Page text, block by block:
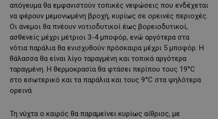
απόγευμα θα εμφανιστούν τοπικές νεφώσεις που ενδέχεται
να φέρουν μεμονωμένη βροχή, κυρίως σε ορεινές περιοχές.
Οι άνεμοι θα πνέουν νοτιοδυτικοί έως βορειοδυτικοί,
ασθενείς μέχρι μέτριοι 3-4 μποφόρ, ενώ αργότερα στα
νότια παράλια θα ενισχυθούν πρόσκαιρα μέχρι 5 μποφόρ. Η
θάλασσα θα είναι λίγο ταραγμένη και τοπικά αργότερα
ταραγμένη. Η θερμοκρασία θα φτάσει περίπου τους 19°C
στο εσωτερικό και τα παράλια και τους 9°C στα ψηλότερα
ορεινά.
Τη νύχτα ο καιρός θα παραμείνει κυρίως αίθριος, με